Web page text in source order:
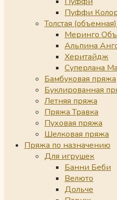
Пуффи
Толстая
Меринго
Альпина
Херитайдж
Суперлана
Бамбуковая пряжа
Буклированная
Летняя пряжа
Пряжа Травка
Пуховая пряжа
Шелковая пряжа
Пряжа по назначению
Для игрушек
Банни Беби
Велюто
Дольче